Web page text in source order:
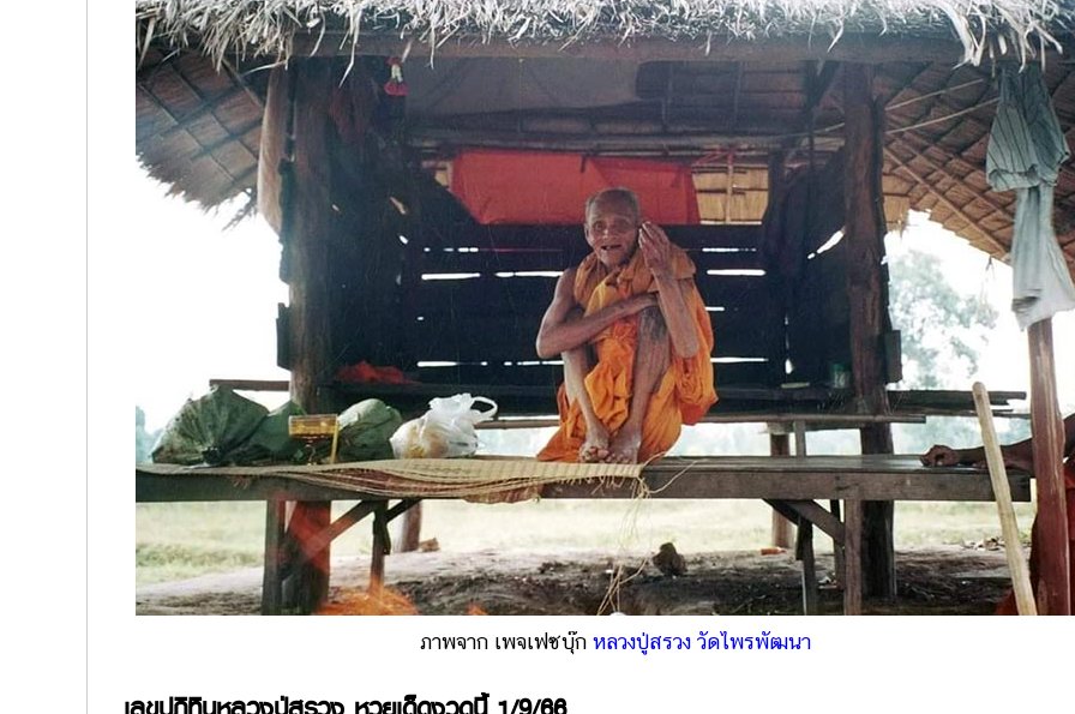
ภาพจาก เพจเฟซบุ๊ก หลวงปู่สรวง วัดไพรพัฒนา